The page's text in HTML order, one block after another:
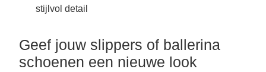
stijlvol detail
Geef jouw slippers of ballerina
schoenen een nieuwe look